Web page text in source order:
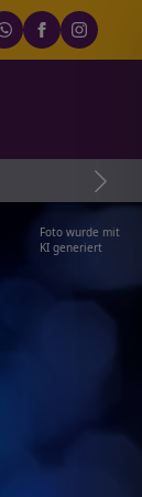
Foto wurde mit
KI generiert